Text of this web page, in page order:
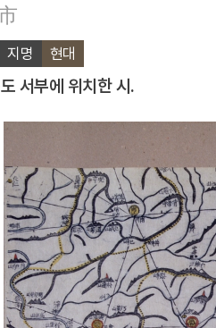
지명 현대
서부에 위치한 시.